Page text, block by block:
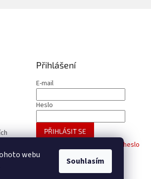
webu
Souhlasím
Přihlášení
E-mail
Heslo
PŘIHLÁSIT SE
Zapomenuté heslo